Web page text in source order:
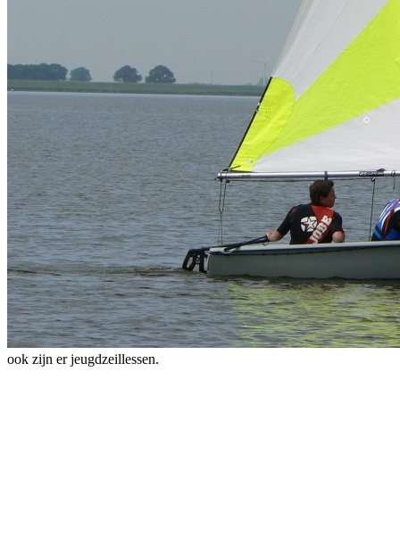
ook zijn er jeugdzeillessen.